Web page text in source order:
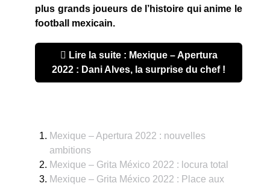
plus grands joueurs de l’histoire qui anime le
football mexicain.
Lire la suite : Mexique – Apertura
2022 : Dani Alves, la surprise du chef !
Mexique – Apertura 2022 : nouvelles
ambitions
Mexique – Grita México 2022 : locura total
Mexique – Grita México 2022 : Place aux